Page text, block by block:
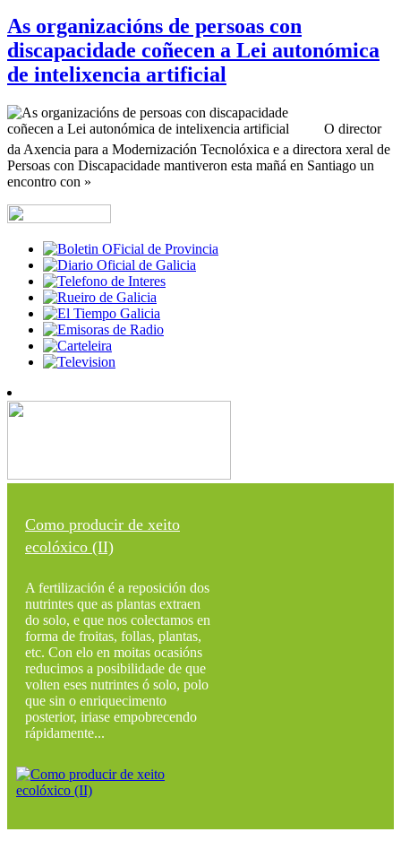
As organizacións de persoas con
discapacidade coñecen a Lei autonómica
de intelixencia artificial
O director
da Axencia para a Modernización Tecnolóxica e a directora xeral de
Persoas con Discapacidade mantiveron esta mañá en Santiago un
encontro con »
Como producir de xeito
ecolóxico (II)
A fertilización é a reposición dos
nutrintes que as plantas extraen
do solo, e que nos colectamos en
forma de froitas, follas, plantas,
etc. Con elo en moitas ocasións
reducimos a posibilidade de que
volten eses nutrintes ó solo, polo
que sin o enriquecimento
posterior, iriase empobrecendo
rápidamente...